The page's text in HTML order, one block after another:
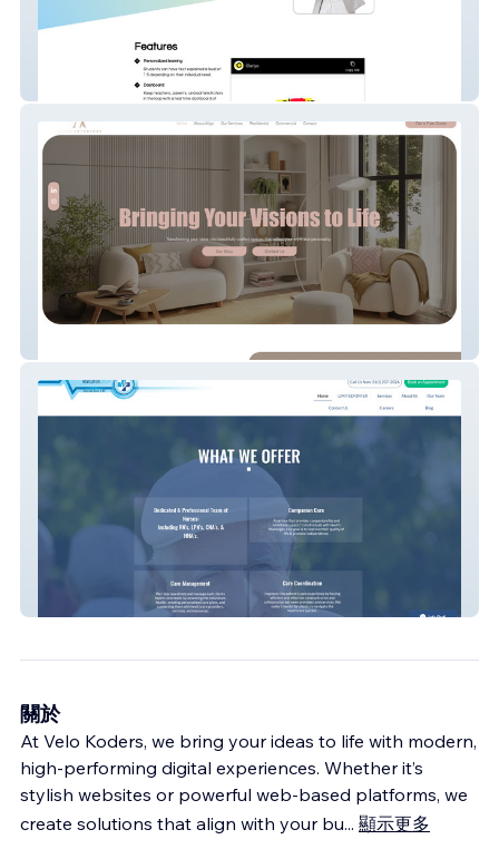
SCNG Care Navigator
關於
At Velo Koders, we bring your ideas to life with modern,
high-performing digital experiences. Whether it’s
stylish websites or powerful web-based platforms, we
create solutions that align with your bu... 顯示更多